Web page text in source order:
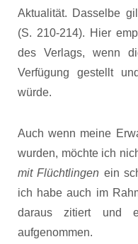
Aktualität. Dasselbe
(S. 210-214). Hier
des Verlags, wenn
Verfügung gestellt
würde.
Auch wenn meine
wurden, möchte ich
mit Flüchtlingen ein
ich habe auch im
daraus zitiert und
aufgenommen.